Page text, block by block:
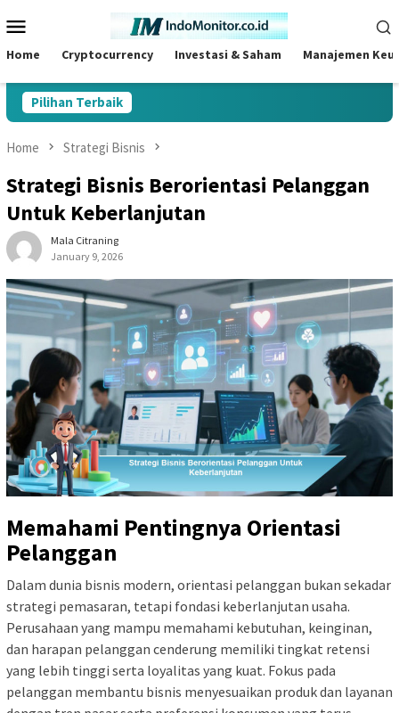
to
Menu
Home Cryptocurrency Investasi & Saham Manajemen
Pilihan Terbaik
Home Strategi Bisnis
Strategi Bisnis Berorientasi Pelanggan
Untuk Keberlanjutan
Mala Citraning
January 9, 2026
Memahami Pentingnya Orientasi
Pelanggan
Dalam dunia bisnis modern, orientasi pelanggan bukan sekadar
strategi pemasaran, tetapi fondasi keberlanjutan usaha.
Perusahaan yang mampu memahami kebutuhan, keinginan,
dan harapan pelanggan cenderung memiliki tingkat retensi
yang lebih tinggi serta loyalitas yang kuat. Fokus pada
pelanggan membantu bisnis menyesuaikan produk dan layanan